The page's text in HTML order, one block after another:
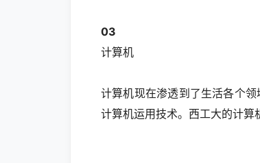
03
计算机
计算机现在渗透到了生活各个
计算机运用技术。西工大的计算